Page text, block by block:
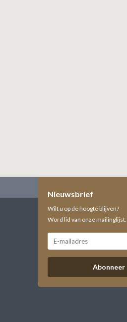
Nieuwsbrief
Wilt u op de hoogte blijven?
Word lid van onze mailinglijst:
Abonneer